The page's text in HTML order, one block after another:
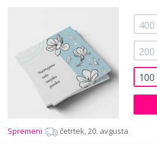
100
200
400
Spremeni četrtek, 20. avgusta